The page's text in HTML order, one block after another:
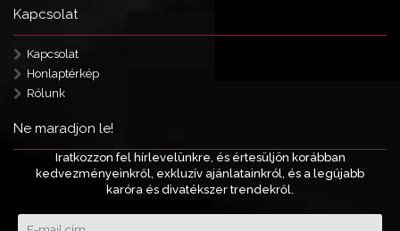
Kapcsolat
Kapcsolat
Honlaptérkép
Rólunk
Ne maradjon le!
Iratkozzon fel hírlevelünkre, és értesüljön korábban
kedvezményeinkről, exkluzív ajánlatainkról, és a legújabb
karóra és divatékszer trendekről.